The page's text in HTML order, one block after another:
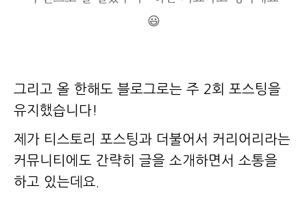
😃
그리고 올 한해도 블로그로는 주 2회 포스팅을
유지했습니다!
제가 티스토리 포스팅과 더불어서 커리어리라는
커뮤니티에도 간략히 글을 소개하면서 소통을
하고 있는데요.